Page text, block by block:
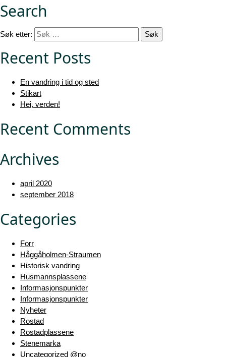
Search
Søk etter:
Recent Posts
En vandring i tid og sted
Stikart
Hei, verden!
Recent Comments
Archives
april 2020
september 2018
Categories
Forr
Håggåholmen-Straumen
Historisk vandring
Husmannsplassene
Informasjonspunkter
Informasjonspunkter
Nyheter
Rostad
Rostadplassene
Stenemarka
Uncategorized @no